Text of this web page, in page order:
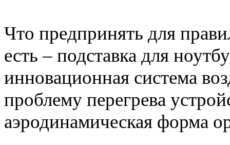
Что предпринять для
есть – подставка для
инновационная система
проблему перегрева
аэродинамическая форма